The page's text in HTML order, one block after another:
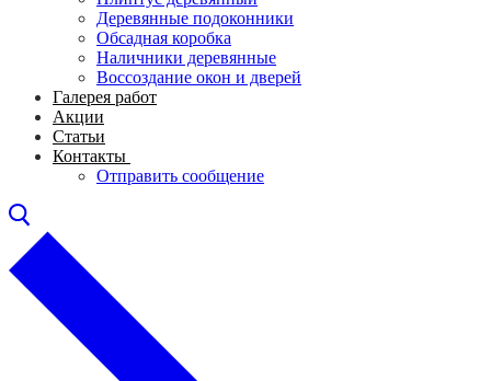
Деревянные подоконники
Обсадная коробка
Наличники деревянные
Воссоздание окон и дверей
Галерея работ
Акции
Статьи
Контакты
Отправить сообщение